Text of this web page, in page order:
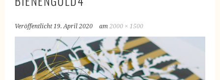
Veröffentlicht19. April 2020 am2000 × 1500